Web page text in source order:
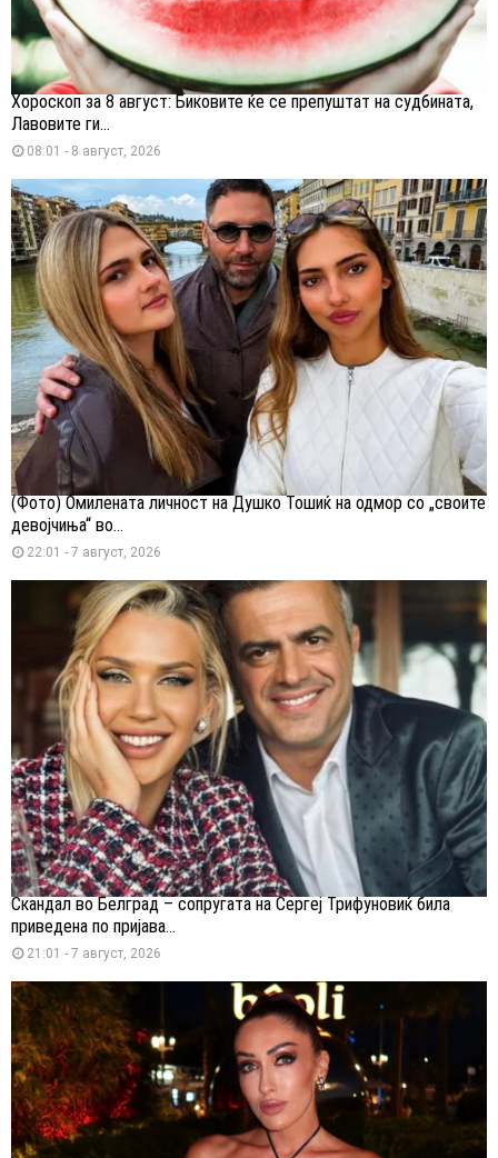
Хороскоп за 8 август: Биковите ќе се препуштат на судбината,
Лавовите ги...
08:01 - 8 август, 2026
(Фото) Омилената личност на Душко Тошиќ на одмор со „своите
девојчиња“ во...
22:01 - 7 август, 2026
Скандал во Белград – сопругата на Сергеј Трифуновиќ била
приведена по пријава...
21:01 - 7 август, 2026